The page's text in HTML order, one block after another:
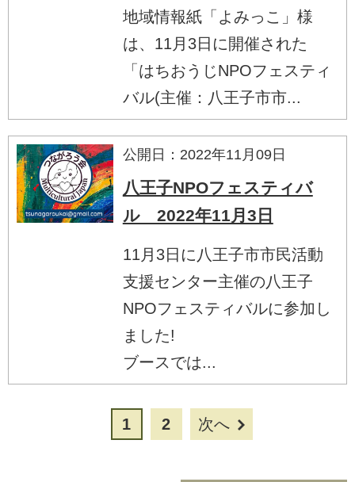
地域情報紙「よみっこ」様
は、11月3日に開催された
「はちおうじNPOフェスティ
バル(主催：八王子市市...
公開日：2022年11月09日
八王子NPOフェスティバ
ル 2022年11月3日
11月3日に八王子市市民活動
支援センター主催の八王子
NPOフェスティバルに参加し
ました!
ブースでは...
1 2 次へ